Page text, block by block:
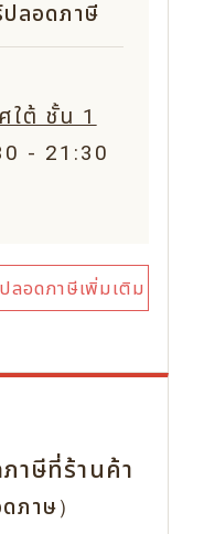
ปลอดภาษี
ใต้ ชั้น 1
- 21:30
ลอดภาษีเพิ่มเติม
าษีที่ร้านค้า
ภาษ）